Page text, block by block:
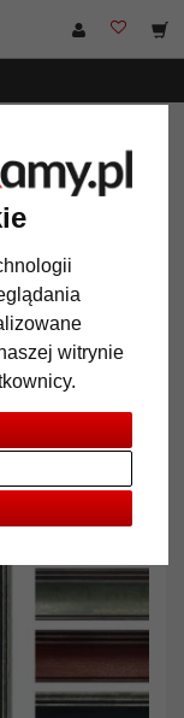
witrynie
na